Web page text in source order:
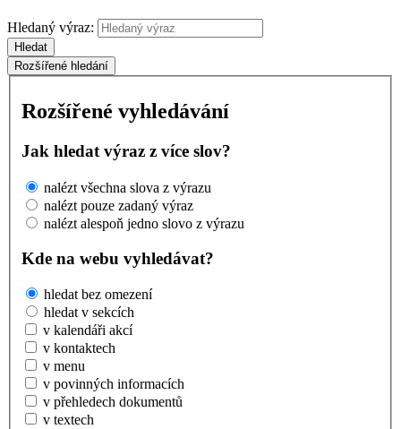
Hledaný výraz:
Hledat
Rozšířené hledání
Rozšířené vyhledávání
Jak hledat výraz z více slov?
nalézt všechna slova z výrazu
nalézt pouze zadaný výraz
nalézt alespoň jedno slovo z výrazu
Kde na webu vyhledávat?
hledat bez omezení
hledat v sekcích
v kalendáři akcí
v kontaktech
v menu
v povinných informacích
v přehledech dokumentů
v textech